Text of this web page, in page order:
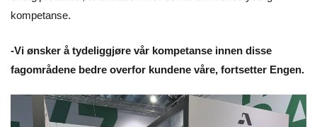
kompetanse.
-Vi ønsker å tydeliggjøre vår kompetanse innen disse
fagområdene bedre overfor kundene våre, fortsetter Engen.